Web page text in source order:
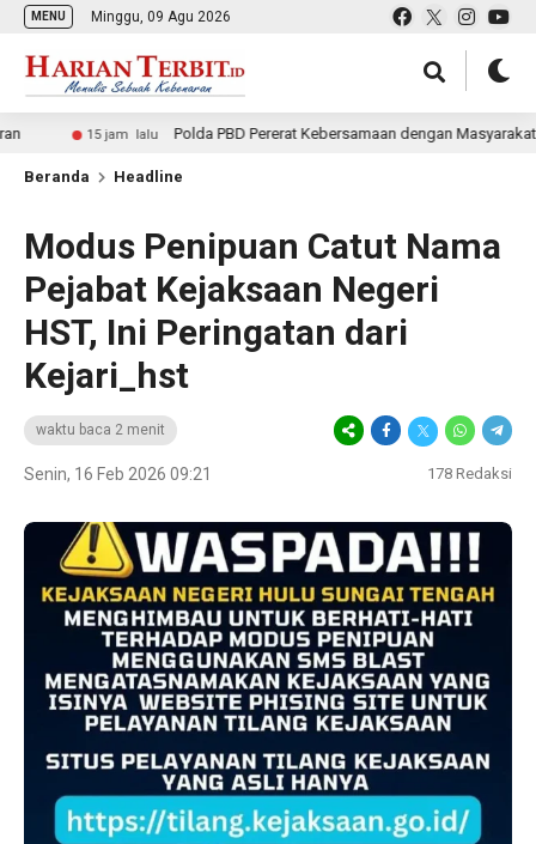
MENU Minggu, 09 Agu 2026
15 jam lalu Polda PBD Pererat Kebersamaan dengan Masyarakat melalui
Beranda Headline
Modus Penipuan Catut Nama
Pejabat Kejaksaan Negeri
HST, Ini Peringatan dari
Kejari_hst
waktu baca 2 menit
Senin, 16 Feb 2026 09:21 178 Redaksi